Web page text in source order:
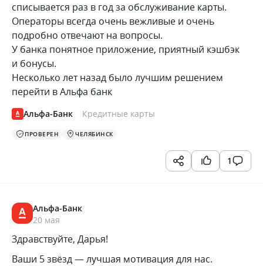
списывается раз в год за обслуживание карты.
Операторы всегда очень вежливые и очень
подробно отвечают на вопросы.
У банка понятное приложение, приятный кэшбэк
и бонусы.
Несколько лет назад было лучшим решением
перейти в Альфа банк
Альфа-Банк Кредитные карты
ПРОВЕРЕН ЧЕЛЯБИНСК
1
Альфа-Банк
20 мая
Здравствуйте, Дарья!
Ваши 5 звёзд — лучшая мотивация для нас.